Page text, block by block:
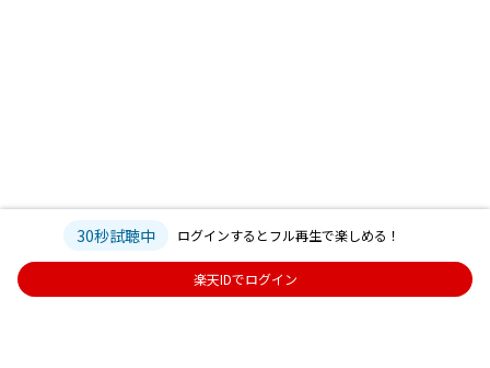
30秒試聴中 ログインするとフル再生で楽しめる！
楽天IDでログイン